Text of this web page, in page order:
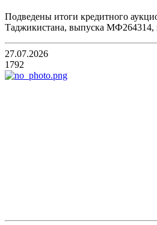
Подведены итоги кредитного
Таджикистана, выпуска МФ264314,
27.07.2026
1792